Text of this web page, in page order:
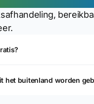
het buitenland worden